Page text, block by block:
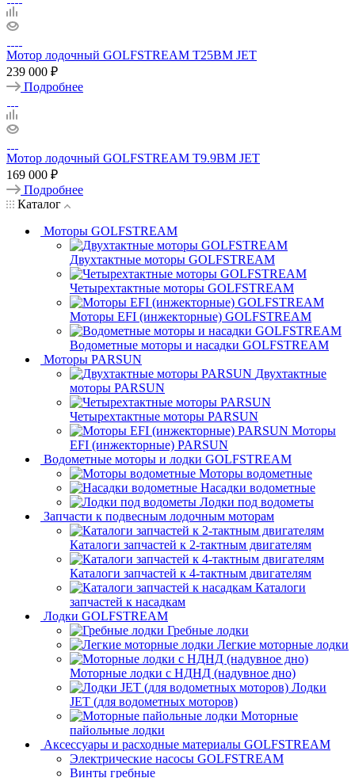
Мотор лодочный GOLFSTREAM T25BM JET
239 000 ₽
Подробнее
Мотор лодочный GOLFSTREAM T9.9BM JET
169 000 ₽
Подробнее
Каталог
Моторы GOLFSTREAM
Двухтактные моторы GOLFSTREAM
Четырехтактные моторы GOLFSTREAM
Моторы EFI (инжекторные) GOLFSTREAM
Водометные моторы и насадки GOLFSTREAM
Моторы PARSUN
Двухтактные
моторы PARSUN
Четырехтактные моторы PARSUN
Моторы
EFI (инжекторные) PARSUN
Водометные моторы и лодки GOLFSTREAM
Моторы водометные
Насадки водометные
Лодки под водометы
Запчасти к подвесным лодочным моторам
Каталоги запчастей к 2-тактным двигателям
Каталоги запчастей к 4-тактным двигателям
Каталоги
запчастей к насадкам
Лодки GOLFSTREAM
Гребные лодки
Легкие моторные лодки
Моторные лодки с НДНД (надувное дно)
Лодки
JET (для водометных моторов)
Моторные
пайольные лодки
Аксессуары и расходные материалы GOLFSTREAM
Электрические насосы GOLFSTREAM
Винты гребные